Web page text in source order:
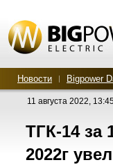
Новости Bigpower
11 августа 2022,
ТГК-14за
2022г